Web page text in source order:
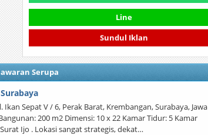
Line
Sundul Iklan
Serupa
Ikan Sepat V / 6, Perak Barat, Krembangan, Surabaya, Jawa
200 m2 Dimensi: 10 x 22 Kamar Tidur: 5 Kamar
Ijo . Lokasi sangat strategis, dekat…